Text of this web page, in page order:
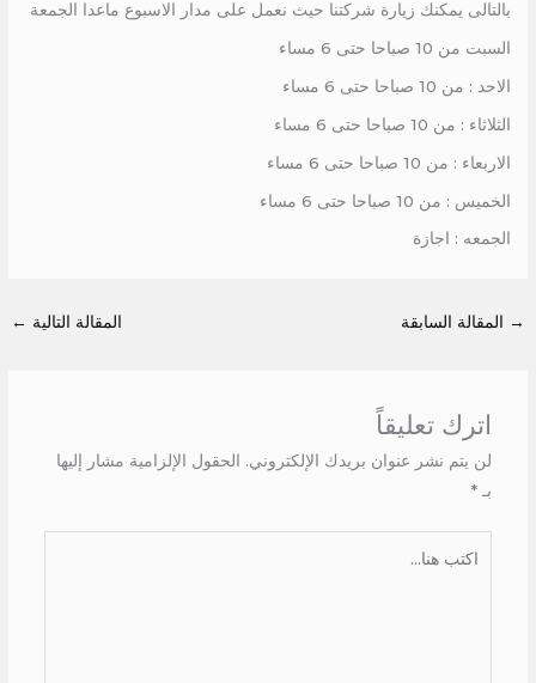
بالتالى يمكنك زيارة شركتنا حيث نعمل على مدار الاسبوع ماعدا الجمعة
السبت من 10 صباحا حتى 6 مساء
الاحد : من 10 صباحا حتى 6 مساء
الثلاثاء : من 10 صباحا حتى 6 مساء
الاربعاء : من 10 صباحا حتى 6 مساء
الخميس : من 10 صباحا حتى 6 مساء
الجمعه : اجازة
→ المقالة السابقة المقالة التالية ←
اترك تعليقاً
لن يتم نشر عنوان بريدك الإلكتروني. الحقول الإلزامية مشار إليها
بـ *